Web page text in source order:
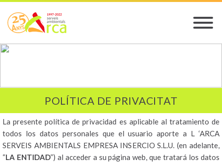
POLÍTICA DE PRIVACITAT
La presente política de privacidad es aplicable al tratamiento de
todos los datos personales que el usuario aporte a L ‘ARCA
SERVEIS AMBIENTALS EMPRESA INSERCIO S.L.U. (en adelante,
“LA ENTIDAD”) al acceder a su página web, que tratará los datos